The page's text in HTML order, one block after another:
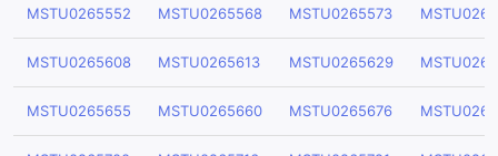
MSTU0265552 MSTU0265568 MSTU0265573
MSTU0265608 MSTU0265613 MSTU0265629
MSTU0265655 MSTU0265660 MSTU0265676